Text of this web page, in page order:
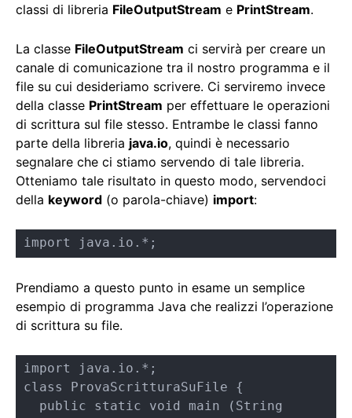
classi di libreria FileOutputStream e PrintStream.
La classe FileOutputStream ci servirà per creare un
canale di comunicazione tra il nostro programma e il
file su cui desideriamo scrivere. Ci serviremo invece
della classe PrintStream per effettuare le operazioni
di scrittura sul file stesso. Entrambe le classi fanno
parte della libreria java.io, quindi è necessario
segnalare che ci stiamo servendo di tale libreria.
Otteniamo tale risultato in questo modo, servendoci
della keyword (o parola-chiave) import:
import java.io.*;
Prendiamo a questo punto in esame un semplice
esempio di programma Java che realizzi l’operazione
di scrittura su file.
import java.io.*;
class ProvaScritturaSuFile {